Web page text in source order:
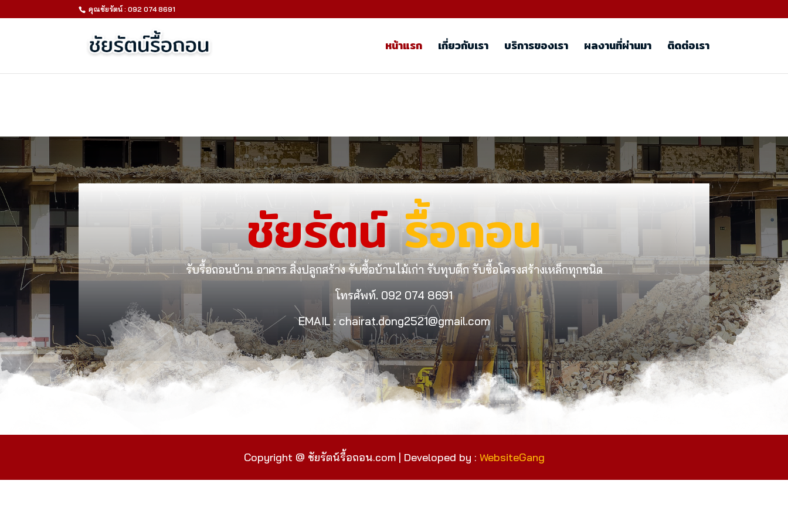
คุณชัยรัตน์ : 092 074 8691
หน้าแรก เกี่ยวกับเรา บริการของเรา ผลงานที่ผ่านมา ติดต่อเรา
ชัยรัตน์รื้อถอน
รับรื้อถอนบ้าน อาคาร สิ่งปลูกสร้าง รับซื้อบ้านไม้เก่า รับทุบตึก รับซื้อโครงสร้างเหล็กทุกชนิด
โทรศัพท์. 092 074 8691
EMAIL : chairat.dong2521@gmail.com
Copyright @ ชัยรัตน์รื้อถอน.com | Developed by : WebsiteGang